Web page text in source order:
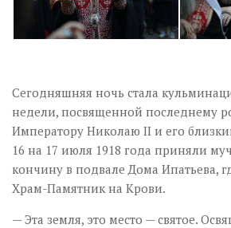
Сегодняшняя ночь стала
недели, посвященной последнему
Императору Николаю II и его
16 на 17 июля 1918 года приняли
кончину в подвале Дома Ипатьева,
Храм-Памятник на Крови.
— Эта земля, это место — святое.